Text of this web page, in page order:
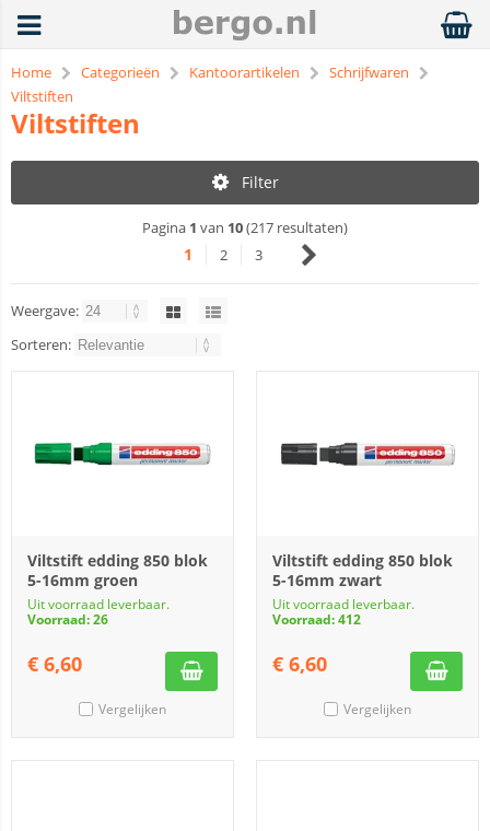
Home Categorieën Kantoorartikelen
Schrijfwaren
Viltstiften
Viltstiften
Filter
Pagina 1 van 10(217 resultaten)
1 2 3
Weergave:
Sorteren:
Viltstift edding 850 blok
5-16mm groen
Uit voorraad leverbaar.
Voorraad: 26
€ 6,60
Vergelijken
Viltstift edding 850 blok
5-16mm zwart
Uit voorraad leverbaar.
Voorraad: 412
€ 6,60
Vergelijken